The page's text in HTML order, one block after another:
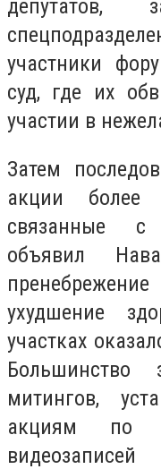
депутатов,
участники
суд, где их
участии в
Затем
акции
связанные с
объявил
ухудшение
участках
Большинство
митингов,
акциям по